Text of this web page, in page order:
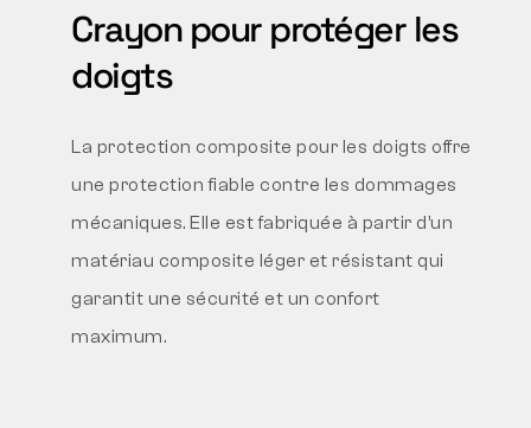
Crayon pour protéger les
doigts
La protection composite pour les doigts offre
une protection fiable contre les dommages
mécaniques. Elle est fabriquée à partir d’un
matériau composite léger et résistant qui
garantit une sécurité et un confort
maximum.